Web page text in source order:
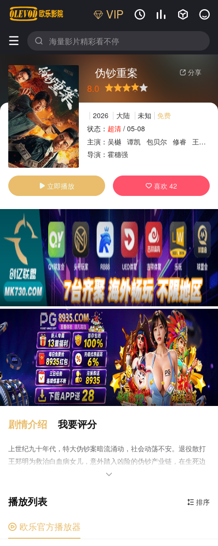
VIP    
 
 分享
伪钞重案
8.0
很差较差还行推荐力荐
2026 大陆 未知
免费
状态： 超清/ 05-08
主演： 吴樾 谭凯 包贝尔 修睿
王李丹鈮
导演： 霍穗强
 立即播放  喜欢42
广告
剧情介绍 我要评分
上世纪九十年代，特大伪钞案暗流涌动，社会动荡不安。退役散打
王郑明为救治白血病女儿，意外踏入凶险的伪钞产业链，在生死边
缘挣扎求生。刑警谢家同誓破伪钞源头，二人从针锋相对到暗中周
递线索，试图戴罪立功。当他决心交出核心伪钞母版、彻底脱身
击，在宗族宗祠与民俗游行中展开终极血战，捣毁庞大伪钞帝国，
以热血捍卫正义与亲情。

 排序
播放列表
 欧乐官方播放器